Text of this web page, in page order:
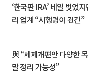
‘한국판 IRA’ 베일 벗었
리 업계 “시행령이 관건”
與 “세제개편안 다양한
말 정리 가능성”